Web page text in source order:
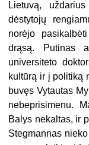
Lietuvą,
dėstytojų
norėjo
drąsą. Putinas
universiteto
kultūrą ir į politiką
buvęs Vytautas
nebeprisimenu.
Balys nekaltas, ir
Stegmannas